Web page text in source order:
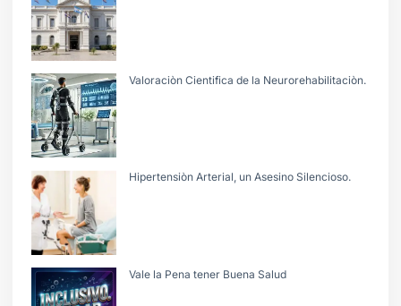
Valoraciòn Cientifica de la Neurorehabilitaciòn.
Hipertensiòn Arterial, un Asesino Silencioso.
Vale la Pena tener Buena Salud